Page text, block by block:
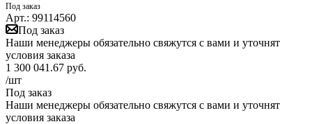
Под заказ
Арт.: 99114560
Под заказ
Наши менеджеры обязательно свяжутся с вами и уточнят
условия заказа
1 300 041.67 руб.
/шт
Под заказ
Наши менеджеры обязательно свяжутся с вами и уточнят
условия заказа